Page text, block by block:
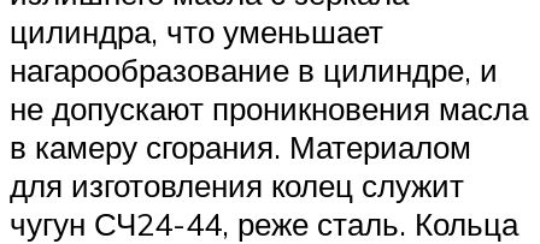
цилиндра, что уменьшает
нагарообразование в цилиндре, и
не допускают проникновения масла
в камеру сго­рания. Материалом
для изготовления колец служит
чугун СЧ24-44, реже сталь. Кольца